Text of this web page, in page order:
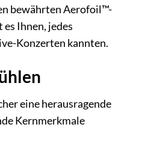
bewährten Aerofoil™-
Ihnen, jedes
Konzerten kannten.
eine herausragende
Kernmerkmale